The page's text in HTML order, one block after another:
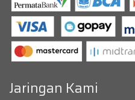
Jaringan Kami